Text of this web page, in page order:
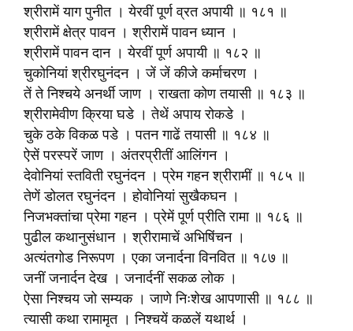
श्रीरामें याग पुनीत । येरवीं पूर्ण व्रत अपायी ॥ १८१ ॥
श्रीरामें क्षेत्र पावन । श्रीरामें पावन ध्यान ।
श्रीरामें पावन दान । येरवीं पूर्ण अपायी ॥ १८२ ॥
चुकोनियां श्रीरघुनंदन । जें जें कीजे कर्माचरण ।
तें ते निश्चये अनर्थी जाण । राखता कोण तयासी ॥ १८३ ॥
श्रीरामेवीण क्रिया घडे । तेथें अपाय रोकडे ।
चुके ठके विकळ पडे । पतन गाढें तयासी ॥ १८४ ॥
ऐसें परस्परें जाण । अंतरप्रीतीं आलिंगन ।
देवोनियां स्तविती रघुनंदन । प्रेम गहन श्रीरामीं ॥ १८५ ॥
तेणें डोलत रघुनंदन । होवोनियां सुखैकघन ।
निजभक्तांचा प्रेमा गहन । प्रेमें पूर्ण प्रीति रामा ॥ १८६ ॥
पुढील कथानुसंधान । श्रीरामाचें अभिषिंचन ।
अत्यंतगोड निरूपण । एका जनार्दना विनवित ॥ १८७ ॥
जनीं जनार्दन देख । जनार्दनीं सकळ लोक ।
ऐसा निश्चय जो सम्यक । जाणे निःशेख आपणासी ॥ १८८ ॥
त्यासी कथा रामामृत । निश्चयें कळलें यथार्थ ।